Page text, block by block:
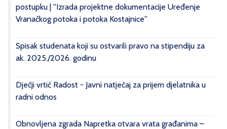
postupku | ''Izrada projektne dokumentacije Uređenje
Vranačkog potoka i potoka Kostajnice''
Spisak studenata koji su ostvarili pravo na stipendiju za
ak. 2025./2026. godinu
Dječji vrtić Radost - Javni natječaj za prijem djelatnika u
radni odnos
Obnovljena zgrada Napretka otvara vrata građanima –